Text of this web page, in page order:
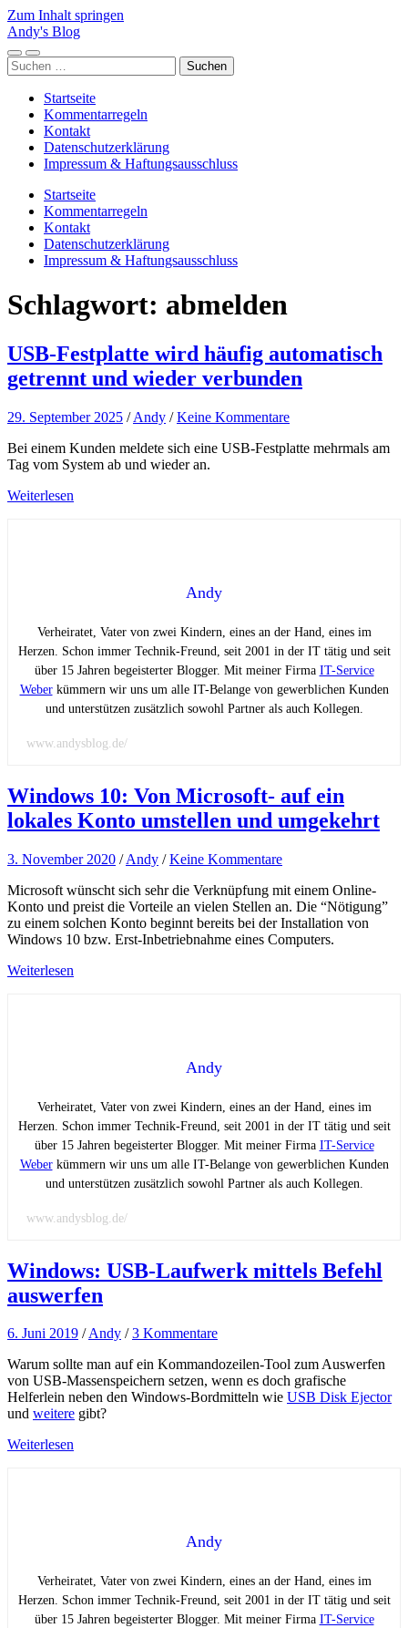
Zum Inhalt springen
Andy's Blog
Mobile-
Menü
Suchfeld
ein-/ausblenden
Suchen
nach:
Startseite
Kommentarregeln
Kontakt
Datenschutzerklärung
Impressum & Haftungsausschluss
Startseite
Kommentarregeln
Kontakt
Datenschutzerklärung
Impressum & Haftungsausschluss
Schlagwort: abmelden
USB-Festplatte wird häufig automatisch
getrennt und wieder verbunden
29. September 2025 /Andy /Keine Kommentare
Bei einem Kunden meldete sich eine USB-Festplatte mehrmals am
Tag vom System ab und wieder an.
Weiterlesen
Andy
Verheiratet, Vater von zwei Kindern, eines an der Hand, eines im
Herzen. Schon immer Technik-Freund, seit 2001 in der IT tätig und seit
über 15 Jahren begeisterter Blogger. Mit meiner Firma IT-Service
Weberkümmern wir uns um alle IT-Belange von gewerblichen Kunden
und unterstützen zusätzlich sowohl Partner als auch Kollegen.
www.andysblog.de/
Windows 10: Von Microsoft- auf ein
lokales Konto umstellen und umgekehrt
3. November 2020 /Andy /Keine Kommentare
Microsoft wünscht sich sehr die Verknüpfung mit einem Online-
Konto und preist die Vorteile an vielen Stellen an. Die “Nötigung”
zu einem solchen Konto beginnt bereits bei der Installation von
Windows 10 bzw. Erst-Inbetriebnahme eines Computers.
Weiterlesen
Andy
Verheiratet, Vater von zwei Kindern, eines an der Hand, eines im
Herzen. Schon immer Technik-Freund, seit 2001 in der IT tätig und seit
über 15 Jahren begeisterter Blogger. Mit meiner Firma IT-Service
Weberkümmern wir uns um alle IT-Belange von gewerblichen Kunden
und unterstützen zusätzlich sowohl Partner als auch Kollegen.
www.andysblog.de/
Windows: USB-Laufwerk mittels Befehl
auswerfen
6. Juni 2019 /Andy /3 Kommentare
Warum sollte man auf ein Kommandozeilen-Tool zum Auswerfen
von USB-Massenspeichern setzen, wenn es doch grafische
Helferlein neben den Windows-Bordmitteln wie USB Disk Ejector
und weitere gibt?
Weiterlesen
Andy
Verheiratet, Vater von zwei Kindern, eines an der Hand, eines im
Herzen. Schon immer Technik-Freund, seit 2001 in der IT tätig und seit
über 15 Jahren begeisterter Blogger. Mit meiner Firma IT-Service